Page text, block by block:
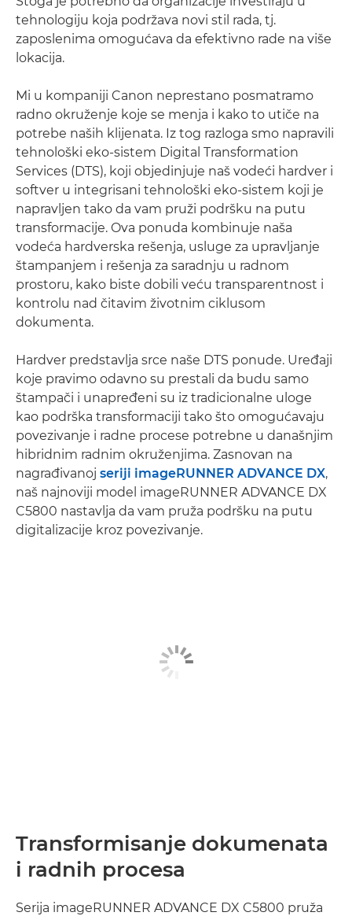
tehnologiju koja podržava novi stil rada, tj.
zaposlenima omogućava da efektivno rade na više
lokacija.
Mi u kompaniji Canon neprestano posmatramo
radno okruženje koje se menja i kako to utiče na
potrebe naših klijenata. Iz tog razloga smo napravili
tehnološki eko-sistem Digital Transformation
Services (DTS), koji objedinjuje naš vodeći hardver i
softver u integrisani tehnološki eko-sistem koji je
napravljen tako da vam pruži podršku na putu
transformacije. Ova ponuda kombinuje naša
vodeća hardverska rešenja, usluge za upravljanje
štampanjem i rešenja za saradnju u radnom
prostoru, kako biste dobili veću transparentnost i
kontrolu nad čitavim životnim ciklusom
dokumenta.
Hardver predstavlja srce naše DTS ponude. Uređaji
koje pravimo odavno su prestali da budu samo
štampači i unapređeni su iz tradicionalne uloge
kao podrška transformaciji tako što omogućavaju
povezivanje i radne procese potrebne u današnjim
hibridnim radnim okruženjima. Zasnovan na
nagrađivanoj seriji imageRUNNER ADVANCE DX,
naš najnoviji model imageRUNNER ADVANCE DX
C5800 nastavlja da vam pruža podršku na putu
digitalizacije kroz povezivanje.
Transformisanje dokumenata
i radnih procesa
Serija imageRUNNER ADVANCE DX C5800 pruža